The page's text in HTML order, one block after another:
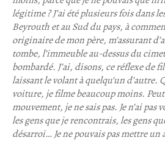
légitime ? J’ai été plusieurs fois dans
Beyrouth et au Sud du pays, à
originaire de mon père, m’assurant
tombe, l’immeuble au-dessus du
bombardé. J’ai, disons, ce réflexe de
laissant le volant à quelqu’un d’autre.
voiture, je filme beaucoup moins.
mouvement, je ne sais pas. Je n’ai
les gens que je rencontrais, les gens
désarroi… Je ne pouvais pas mettre un